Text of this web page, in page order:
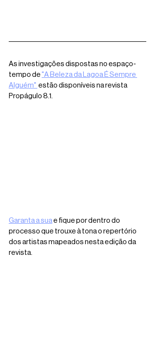
As investigações dispostas no espaço-
tempo de "A Beleza da Lagoa É Sempre
Alguém" estão disponíveis na revista
Propágulo 8.1.
Garanta a sua e fique por dentro do
processo que trouxe à tona o repertório
dos artistas mapeados nesta edição da
revista.